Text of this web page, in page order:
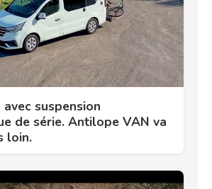
suspension
de série. Antilope VAN va
loin.